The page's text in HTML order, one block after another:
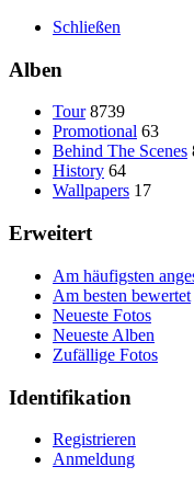
Schließen
Alben
Tour 8739
Promotional 63
Behind The Scenes
History 64
Wallpapers 17
Erweitert
Am häufigsten
Am besten bewertet
Neueste Fotos
Neueste Alben
Zufällige Fotos
Identifikation
Registrieren
Anmeldung